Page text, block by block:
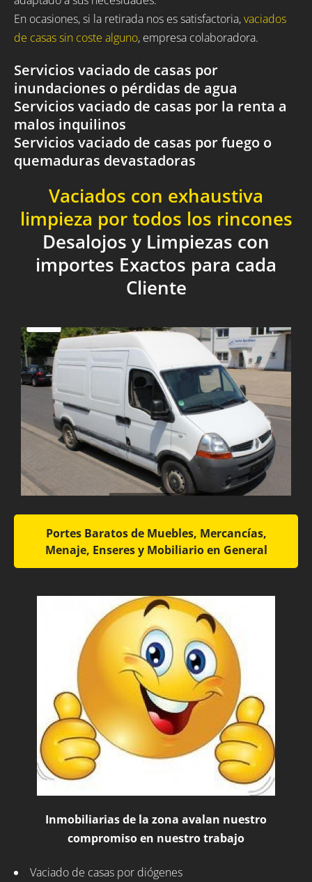
En ocasiones, si la retirada nos es satisfactoria,vaciados
de casas sin coste alguno, empresa colaboradora.
Servicios vaciado de casas por
inundaciones o pérdidas de agua
Servicios vaciado de casas por la renta a
malos inquilinos
Servicios vaciado de casas por fuego o
quemaduras devastadoras
Vaciados con exhaustiva
limpieza por todos los rincones
Desalojos y Limpiezas con
importes Exactos para cada
Cliente
Portes Baratos de Muebles, Mercancías,
Menaje, Enseres y Mobiliario en General
Inmobiliarias de la zona avalan nuestro
compromiso en nuestro trabajo
Vaciado de casas por diógenes